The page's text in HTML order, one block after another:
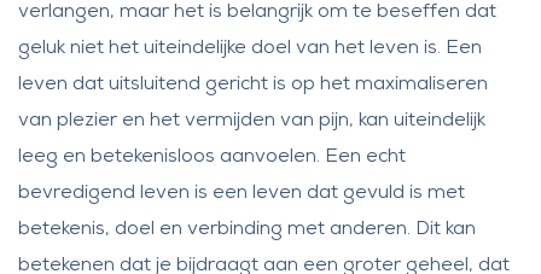
verlangen, maar het is belangrijk om te beseffen dat
geluk niet het uiteindelijke doel van het leven is. Een
leven dat uitsluitend gericht is op het maximaliseren
van plezier en het vermijden van pijn, kan uiteindelijk
leeg en betekenisloos aanvoelen. Een echt
bevredigend leven is een leven dat gevuld is met
betekenis, doel en verbinding met anderen. Dit kan
betekenen dat je bijdraagt aan een groter geheel, dat